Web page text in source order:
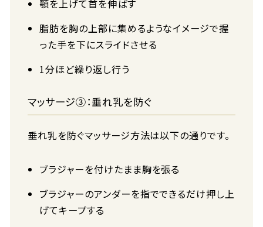
顎を上げて首を伸ばす
脂肪を胸の上部に集めるようなイメージで握
った手を下にスライドさせる
1分ほど繰り返し行う
マッサージ③：垂れ乳を防ぐ
垂れ乳を防ぐマッサージ方法は以下の通りです。
ブラジャーを付けたまま胸を張る
ブラジャーのアンダーを指でできるだけ押し上
げてキープする